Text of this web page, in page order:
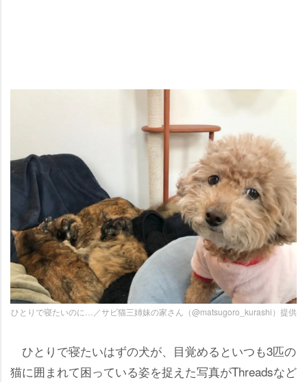
ひとりで寝たいのに…／サビ猫三姉妹の家さん（@matsugoro_kurashi）提供
ひとりで寝たいはずの犬が、目覚めるといつも3匹の
猫に囲まれて困っている姿を捉えた写真がThreadsなど